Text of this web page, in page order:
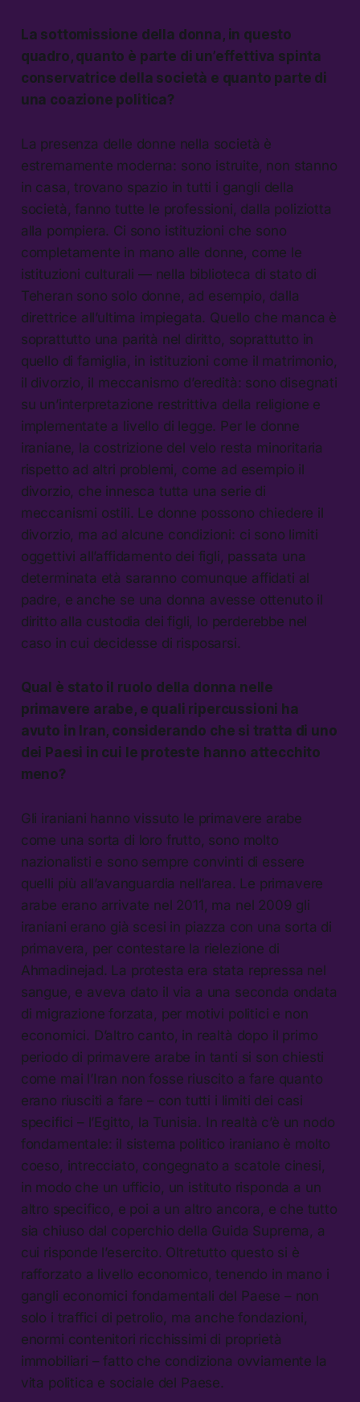
La sottomissione della donna, in questo
quadro, quanto è parte di un’effettiva spinta
conservatrice della società e quanto parte di
una coazione politica?
La presenza delle donne nella società è
estremamente moderna: sono istruite, non stanno
in casa, trovano spazio in tutti i gangli della
società, fanno tutte le professioni, dalla poliziotta
alla pompiera. Ci sono istituzioni che sono
completamente in mano alle donne, come le
istituzioni culturali — nella biblioteca di stato di
Teheran sono solo donne, ad esempio, dalla
direttrice all’ultima impiegata. Quello che manca è
soprattutto una parità nel diritto, soprattutto in
quello di famiglia, in istituzioni come il matrimonio,
il divorzio, il meccanismo d’eredità: sono disegnati
su un’interpretazione restrittiva della religione e
implementate a livello di legge. Per le donne
iraniane, la costrizione del velo resta minoritaria
rispetto ad altri problemi, come ad esempio il
divorzio, che innesca tutta una serie di
meccanismi ostili. Le donne possono chiedere il
divorzio, ma ad alcune condizioni: ci sono limiti
oggettivi all’affidamento dei figli, passata una
determinata età saranno comunque affidati al
padre, e anche se una donna avesse ottenuto il
diritto alla custodia dei figli, lo perderebbe nel
caso in cui decidesse di risposarsi.
Qual è stato il ruolo della donna nelle
primavere arabe, e quali ripercussioni ha
avuto in Iran, considerando che si tratta di uno
dei Paesi in cui le proteste hanno attecchito
meno?
Gli iraniani hanno vissuto le primavere arabe
come una sorta di loro frutto, sono molto
nazionalisti e sono sempre convinti di essere
quelli più all’avanguardia nell’area. Le primavere
arabe erano arrivate nel 2011, ma nel 2009 gli
iraniani erano già scesi in piazza con una sorta di
primavera, per contestare la rielezione di
Ahmadinejad. La protesta era stata repressa nel
sangue, e aveva dato il via a una seconda ondata
di migrazione forzata, per motivi politici e non
economici. D’altro canto, in realtà dopo il primo
periodo di primavere arabe in tanti si son chiesti
come mai l’Iran non fosse riuscito a fare quanto
erano riusciti a fare – con tutti i limiti dei casi
specifici – l’Egitto, la Tunisia. In realtà c’è un nodo
fondamentale: il sistema politico iraniano è molto
coeso, intrecciato, congegnato a scatole cinesi,
in modo che un ufficio, un istituto risponda a un
altro specifico, e poi a un altro ancora, e che tutto
sia chiuso dal coperchio della Guida Suprema, a
cui risponde l’esercito. Oltretutto questo si è
rafforzato a livello economico, tenendo in mano i
gangli economici fondamentali del Paese – non
solo i traffici di petrolio, ma anche fondazioni,
enormi contenitori ricchissimi di proprietà
immobiliari – fatto che condiziona ovviamente la
vita politica e sociale del Paese.